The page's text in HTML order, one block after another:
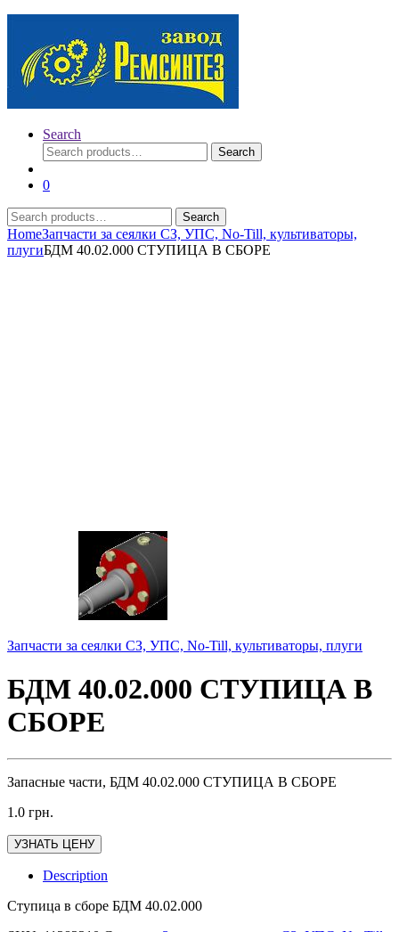
Search
Search
for:
Search
0
Search
for:
Search
HomeЗапчасти за сеялки СЗ, УПС, No-Till, культиваторы,
плугиБДМ 40.02.000 СТУПИЦА В СБОРЕ
Запчасти за сеялки СЗ, УПС, No-Till, культиваторы, плуги
БДМ 40.02.000 СТУПИЦА В
СБОРЕ
Запасные части, БДМ 40.02.000 СТУПИЦА В СБОРЕ
1.0 грн.
УЗНАТЬ ЦЕНУ
Description
Ступица в сборе БДМ 40.02.000